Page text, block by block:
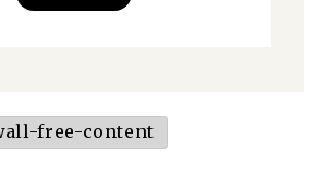
free-content